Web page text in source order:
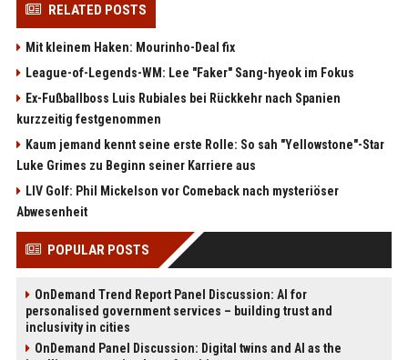
RELATED POSTS
Mit kleinem Haken: Mourinho-Deal fix
League-of-Legends-WM: Lee "Faker" Sang-hyeok im Fokus
Ex-Fußballboss Luis Rubiales bei Rückkehr nach Spanien
kurzzeitig festgenommen
Kaum jemand kennt seine erste Rolle: So sah "Yellowstone"-Star
Luke Grimes zu Beginn seiner Karriere aus
LIV Golf: Phil Mickelson vor Comeback nach mysteriöser
Abwesenheit
POPULAR POSTS
OnDemand Trend Report Panel Discussion: AI for
personalised government services – building trust and
inclusivity in cities
OnDemand Panel Discussion: Digital twins and AI as the